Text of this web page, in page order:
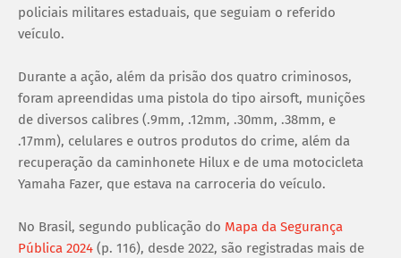
policiais militares estaduais, que seguiam o referido
veículo.
Durante a ação, além da prisão dos quatro criminosos,
foram apreendidas uma pistola do tipo airsoft, munições
de diversos calibres (.9mm, .12mm, .30mm, .38mm, e
.17mm), celulares e outros produtos do crime, além da
recuperação da caminhonete Hilux e de uma motocicleta
Yamaha Fazer, que estava na carroceria do veículo.
No Brasil, segundo publicação do Mapa da Segurança
Pública 2024 (p. 116), desde 2022, são registradas mais de